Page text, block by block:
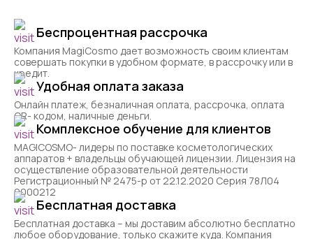
Беспроцентная рассрочка
Компания MagiCosmo дает возможность своим клиентам
совершать покупки в удобном формате, в рассрочку или в
кредит.
Удобная оплата заказа
Онлайн платеж, безналичная оплата, рассрочка, оплата
QR- кодом, наличные деньги.
Комплексное обучение для клиентов
MAGICOSMO- лидеры по поставке косметологических
аппаратов + владельцы обучающей лицензии. Лицензия на
осуществление образовательной деятельности
Регистрационный № 2475-р от 22.12.2020 Серия 78Л04
0000212
Бесплатная доставка
Бесплатная доставка – мы доставим абсолютно бесплатно
любое оборудование, только скажите куда. Компания